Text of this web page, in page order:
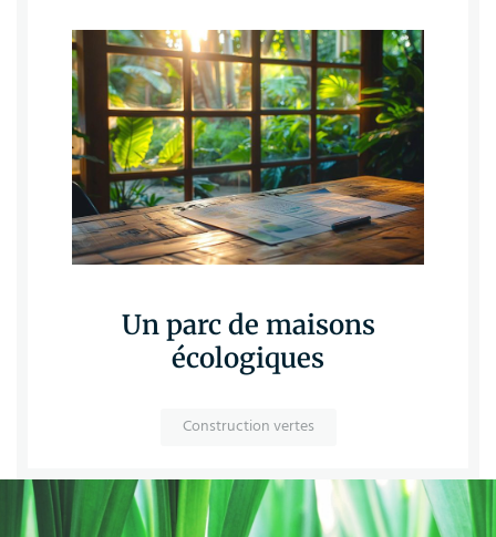
Un parc de maisons
écologiques
Construction vertes